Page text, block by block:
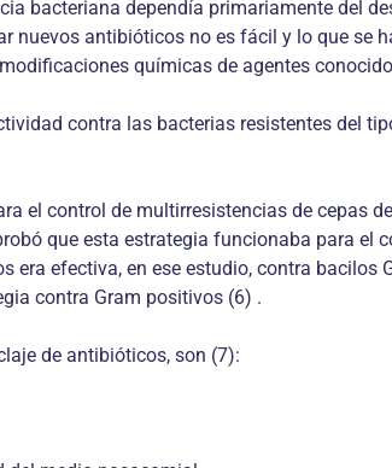
bacteriana dependía primariamente del
antibióticos no es fácil y lo que se
químicas de agentes
contra las bacterias resistentes del
el control de multirresistencias de cepas
que esta estrategia funcionaba para el
efectiva, en ese estudio, contra bacilos
contra Gram positivos (6) .
de antibióticos, son (7):